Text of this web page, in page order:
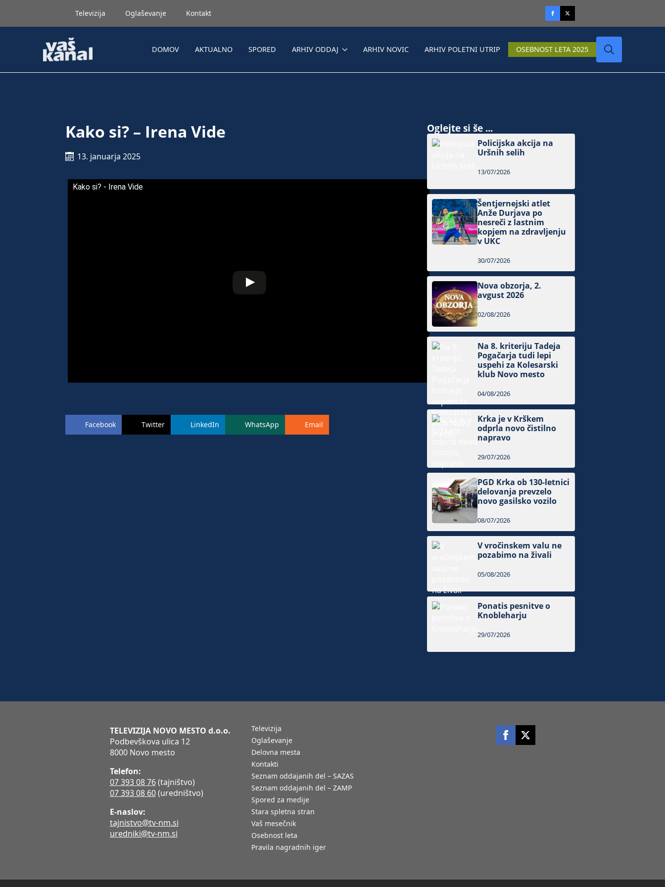
Televizija Oglaševanje Kontakt
DOMOV AKTUALNO SPORED ARHIV ODDAJ ARHIV NOVIC ARHIV POLETNI UTRIP OSEBNOST LETA 2025
Kako si? – Irena Vide
13. januarja 2025
Kako si? - Irena Vide
Facebook Twitter LinkedIn WhatsApp Email
Oglejte si še ...
Policijska akcija na
Uršnih selih
13/07/2026
Šentjernejski atlet
Anže Durjava po
nesreči z lastnim
kopjem na zdravljenju
v UKC
30/07/2026
Nova obzorja, 2.
avgust 2026
02/08/2026
Na 8. kriteriju Tadeja
Pogačarja tudi lepi
uspehi za Kolesarski
klub Novo mesto
04/08/2026
Krka je v Krškem
odprla novo čistilno
napravo
29/07/2026
PGD Krka ob 130-letnici
delovanja prevzelo
novo gasilsko vozilo
08/07/2026
V vročinskem valu ne
pozabimo na živali
05/08/2026
Ponatis pesnitve o
Knobleharju
29/07/2026
TELEVIZIJA NOVO MESTO d.o.o.
Podbevškova ulica 12
8000 Novo mesto
Telefon:
07 393 08 76(tajništvo)
07 393 08 60(uredništvo)
E-naslov:
tajnistvo@tv-nm.si
uredniki@tv-nm.si
Televizija
Oglaševanje
Delovna mesta
Kontakti
Seznam oddajanih del – SAZAS
Seznam oddajanih del – ZAMP
Spored za medije
Stara spletna stran
Vaš mesečnik
Osebnost leta
Pravila nagradnih iger